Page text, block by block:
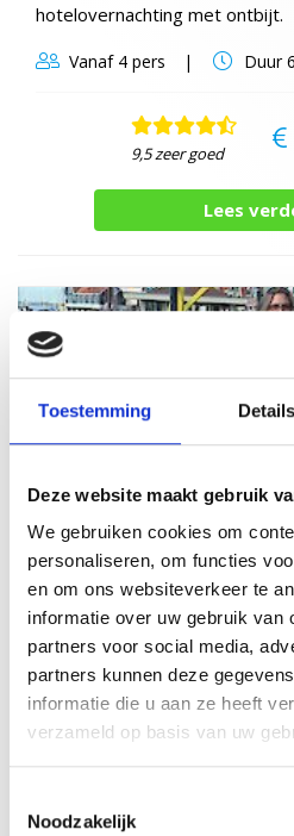
Toestemming Details
Deze website maakt gebruik
We gebruiken cookies om
personaliseren, om functies
en om ons websiteverkeer te
informatie over uw gebruik van
partners voor social media,
partners kunnen deze
informatie die u aan ze heeft
verzameld op basis van uw
Noodzakelijk
hotelovernachting met ontbijt.
Vanaf4 pers Duur
9,5 zeer goed
Lees
Kinderspeurtocht Help
Visserman
De leukste kinderspeurtocht
filmpjes, geluidsfragmenten,
Vanaf 4 pers Duur